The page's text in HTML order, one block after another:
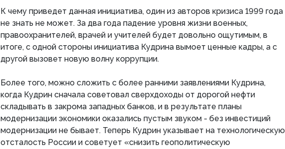
К чему приведет данная инициатива, один из авторов кризиса 1999 года
не знать не может. За два года падение уровня жизни военных,
правоохранителей, врачей и учителей будет довольно ощутимым, в
итоге, с одной стороны инициатива Кудрина вымоет ценные кадры, а с
другой вызовет новую волну коррупции.
Более того, можно сложить с более ранними заявлениями Кудрина,
когда Кудрин сначала советовал сверхдоходы от дорогой нефти
складывать в закрома западных банков, и в результате планы
модернизации экономики оказались пустым звуком - без инвестиций
модернизации не бывает. Теперь Кудрин указывает на технологическую
отсталость России и советует «снизить геополитическую